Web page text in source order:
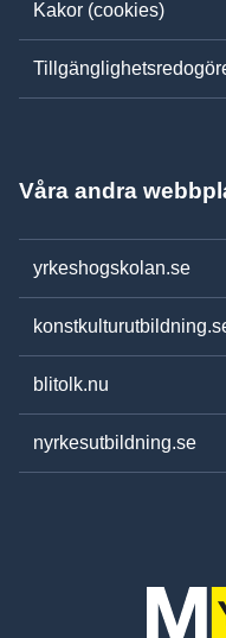
Kakor (cookies)
Våra andra
yrkeshogskolan.se
blitolk.nu
nyrkesutbildning.se